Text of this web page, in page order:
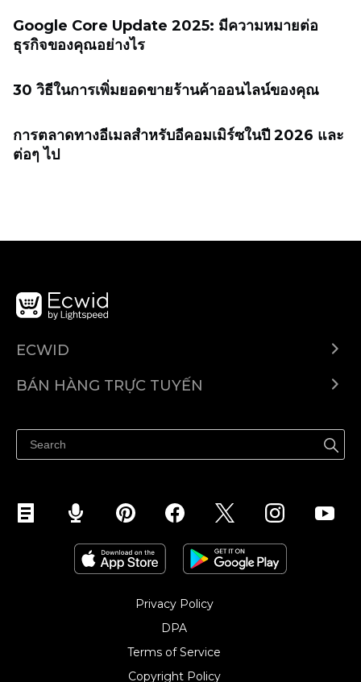
Google Core Update 2025: มีความหมายต่อ
ธุรกิจของคุณอย่างไร
30 วิธีในการเพิ่มยอดขายร้านค้าออนไลน์ของคุณ
การตลาดทางอีเมลสำหรับอีคอมเมิร์ซในปี 2026 และ
ต่อๆ ไป
ECWID
Trung tâm trợ giúp
BÁN HÀNG TRỰC TUYẾN
Quảng bá ở bất cứ đâu
Kiểm soát mọi thứ
Privacy Policy
DPA
Terms of Service
Copyright Policy‎